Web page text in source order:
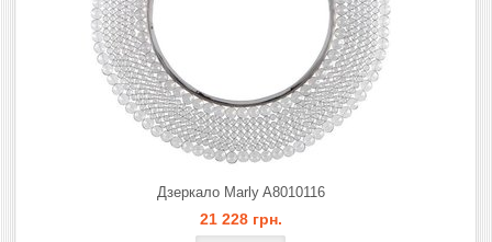
Дзеркало Marly A8010116
21 228 грн.